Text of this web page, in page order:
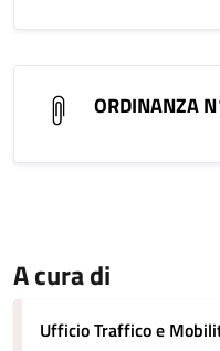
ORDINANZA
A cura di
Ufficio Traffico e